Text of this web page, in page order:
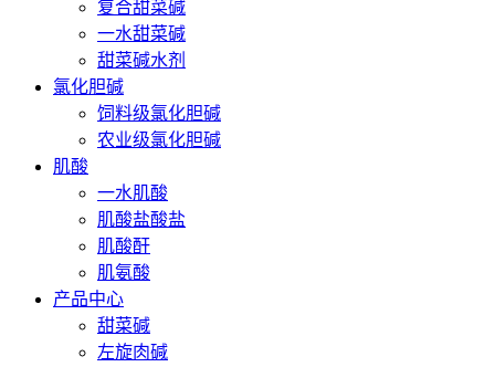
复合甜菜碱
一水甜菜碱
甜菜碱水剂
氯化胆碱
饲料级氯化胆碱
农业级氯化胆碱
肌酸
一水肌酸
肌酸盐酸盐
肌酸酐
肌氨酸
产品中心
甜菜碱
左旋肉碱